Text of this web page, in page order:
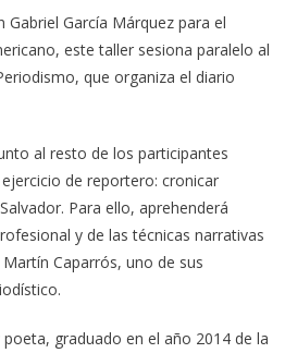
Gabriel García Márquez para el
este taller sesiona paralelo al
que organiza el diario
al resto de los participantes
de reportero: cronicar
Para ello, aprehenderá
y de las técnicas narrativas
Caparrós, uno de sus
graduado en el año 2014 de la